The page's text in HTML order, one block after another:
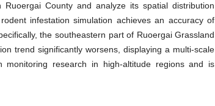
County and analyze its spatial distribution
infestation simulation achieves an accuracy of
the southeastern part of Ruoergai Grassland
trend significantly worsens, displaying a multi-scale
research in high-altitude regions and is